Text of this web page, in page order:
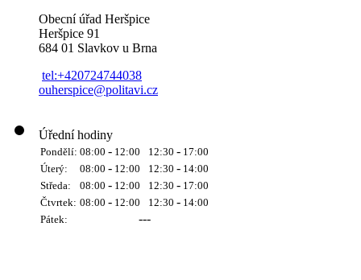
Obecní úřad Heršpice
Heršpice 91
684 01 Slavkov u Brna
tel:+420724744038
ouherspice@politavi.cz
Úřední hodiny
Pondělí: 08:00 - 12:00 12:30 - 17:00
Úterý:
08:00 - 12:00 12:30 - 14:00
Středa:
08:00 - 12:00 12:30 - 17:00
Čtvrtek: 08:00 - 12:00 12:30 - 14:00
Pátek:
---